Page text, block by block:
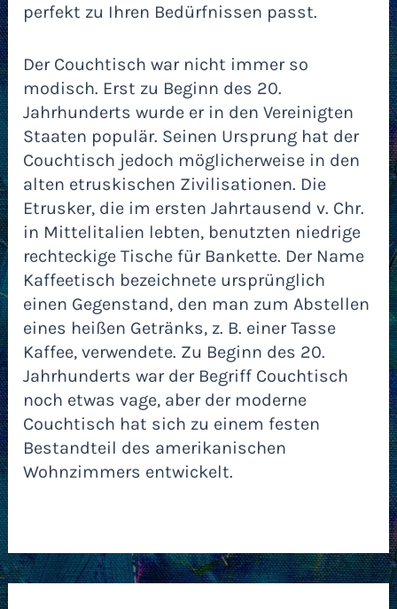
perfekt zu Ihren Bedürfnissen passt.
Der Couchtisch war nicht immer so
modisch. Erst zu Beginn des 20.
Jahrhunderts wurde er in den Vereinigten
Staaten populär. Seinen Ursprung hat der
Couchtisch jedoch möglicherweise in den
alten etruskischen Zivilisationen. Die
Etrusker, die im ersten Jahrtausend v. Chr.
in Mittelitalien lebten, benutzten niedrige
rechteckige Tische für Bankette. Der Name
Kaffeetisch bezeichnete ursprünglich
einen Gegenstand, den man zum Abstellen
eines heißen Getränks, z. B. einer Tasse
Kaffee, verwendete. Zu Beginn des 20.
Jahrhunderts war der Begriff Couchtisch
noch etwas vage, aber der moderne
Couchtisch hat sich zu einem festen
Bestandteil des amerikanischen
Wohnzimmers entwickelt.